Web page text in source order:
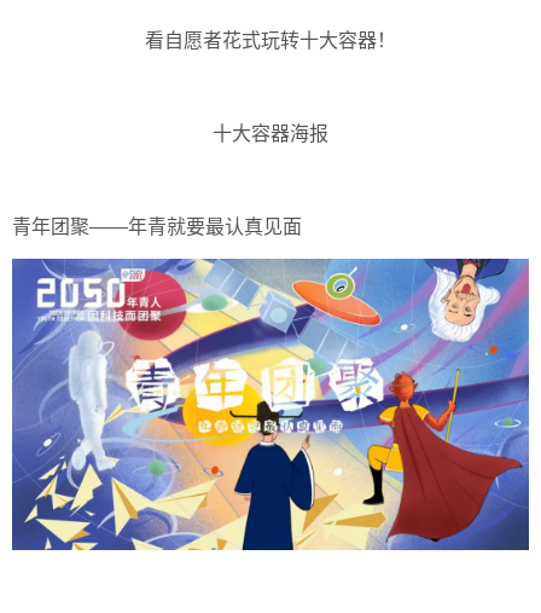
看自愿者花式玩转十大容器！
十大容器海报
青年团聚——年青就要最认真见面